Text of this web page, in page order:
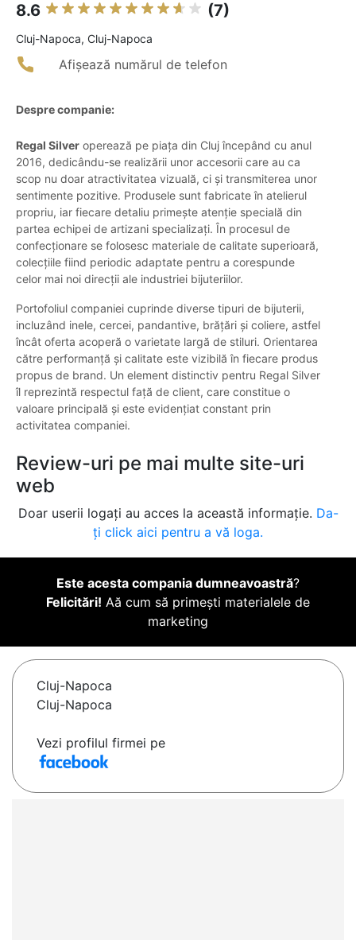
8.6 (7)
Cluj-Napoca, Cluj-Napoca
Afișează numărul de telefon
Despre companie:
Regal Silver operează pe piața din Cluj începând cu anul
2016, dedicându-se realizării unor accesorii care au ca
scop nu doar atractivitatea vizuală, ci și transmiterea unor
sentimente pozitive. Produsele sunt fabricate în atelierul
propriu, iar fiecare detaliu primește atenție specială din
partea echipei de artizani specializați. În procesul de
confecționare se folosesc materiale de calitate superioară,
colecțiile fiind periodic adaptate pentru a corespunde
celor mai noi direcții ale industriei bijuteriilor.
Portofoliul companiei cuprinde diverse tipuri de bijuterii,
incluzând inele, cercei, pandantive, brățări și coliere, astfel
încât oferta acoperă o varietate largă de stiluri. Orientarea
către performanță și calitate este vizibilă în fiecare produs
propus de brand. Un element distinctiv pentru Regal Silver
îl reprezintă respectul față de client, care constitue o
valoare principală și este evidențiat constant prin
activitatea companiei.
Review-uri pe mai multe site-uri
web
Doar userii logați au acces la această informație. Da-
ți click aici pentru a vă loga.
Este acesta compania dumneavoastră?
Felicitări! Aă cum să primești materialele de
marketing
Cluj-Napoca
Cluj-Napoca
Vezi profilul firmei pe